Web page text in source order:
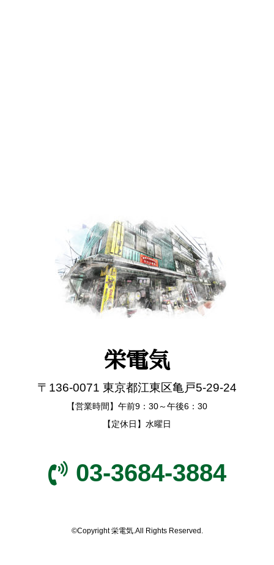
栄電気
〒136-0071 東京都江東区亀戸5-29-24
【営業時間】午前9：30～午後6：30
【定休日】水曜日
03-3684-3884
©Copyright 栄電気.All Rights Reserved.